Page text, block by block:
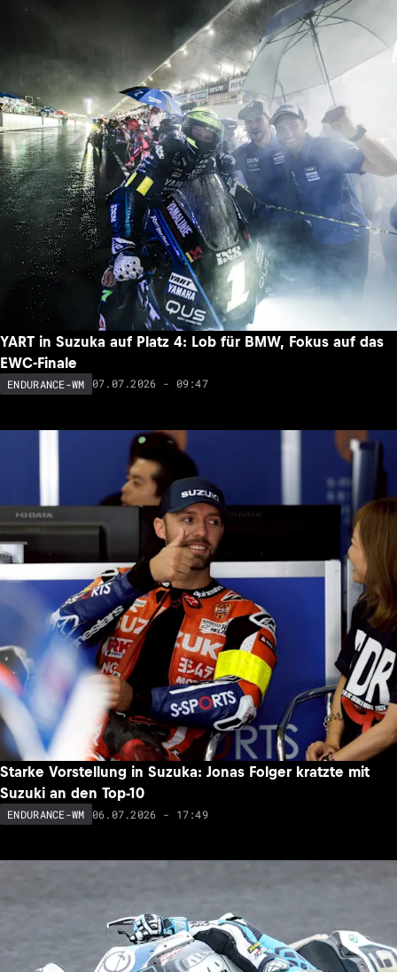
YART in Suzuka auf Platz 4: Lob für BMW, Fokus auf das
EWC-Finale
ENDURANCE-WM 07.07.2026 - 09:47
Starke Vorstellung in Suzuka: Jonas Folger kratzte mit
Suzuki an den Top-10
ENDURANCE-WM 06.07.2026 - 17:49